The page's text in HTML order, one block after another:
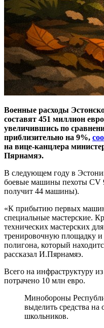
Военные расходы
составят 451 миллион
увеличившись по
приблизительно на 9%,
на вице-канцлера
Пярнамяэ.
В следующем году в
боевые машины пехоты CV
получит 44 машины).
«К прибытию первых
специальные мастерские.
технических мастерских
тренировочную площадку и
полигона, который
рассказал И.Пярнамяэ.
Всего на инфраструктуру
потрачено 10 млн евро.
Минобороны
выделить средства на
школьников.